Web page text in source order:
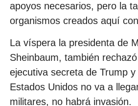
apoyos necesarios, pero la
organismos creados aquí
La víspera la presidenta de
Sheinbaum, también
ejecutiva secreta de Trump
Estados Unidos no va a
militares, no habrá invasión.